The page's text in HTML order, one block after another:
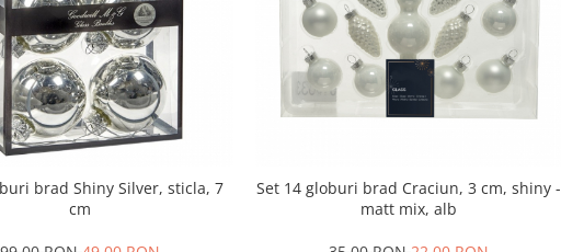
brad Shiny Silver, sticla, 7
cm
Set 14 globuri brad Craciun, 3 cm, shiny -
matt mix, alb